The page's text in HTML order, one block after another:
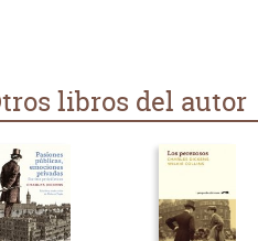
libros del autor